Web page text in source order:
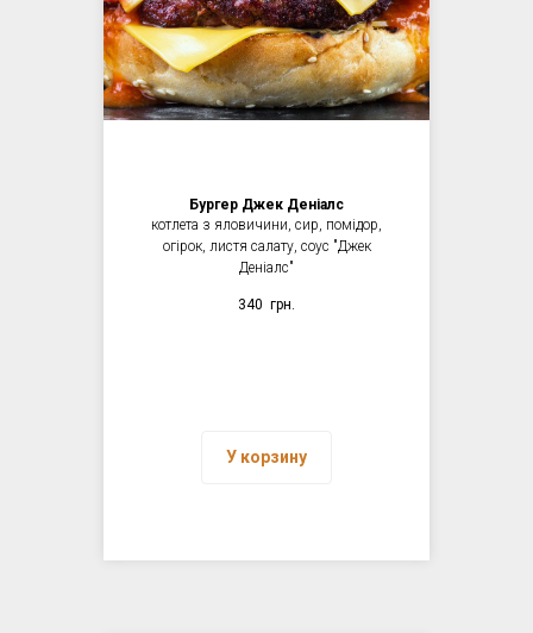
Бургер Джек Деніалс
котлета з яловичини, сир, помідор,
огірок, листя салату, соус "Джек
Деніалс"
340 грн.
У корзину